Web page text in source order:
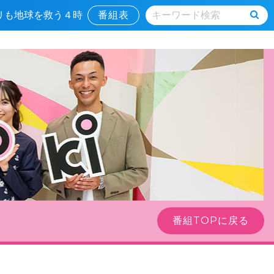
地球を救う４時 番組表
番組TOPに戻る